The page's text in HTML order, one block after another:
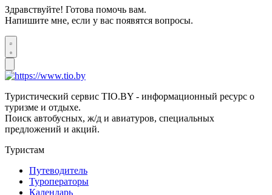
Здравствуйте! Готова помочь вам.
Напишите мне, если у вас появятся вопросы.
Туристический сервис TIO.BY - информационный ресурс о
туризме и отдыхе.
Поиск автобусных, ж/д и авиатуров, специальных
предложений и акций.
Туристам
Путеводитель
Туроператоры
Календарь